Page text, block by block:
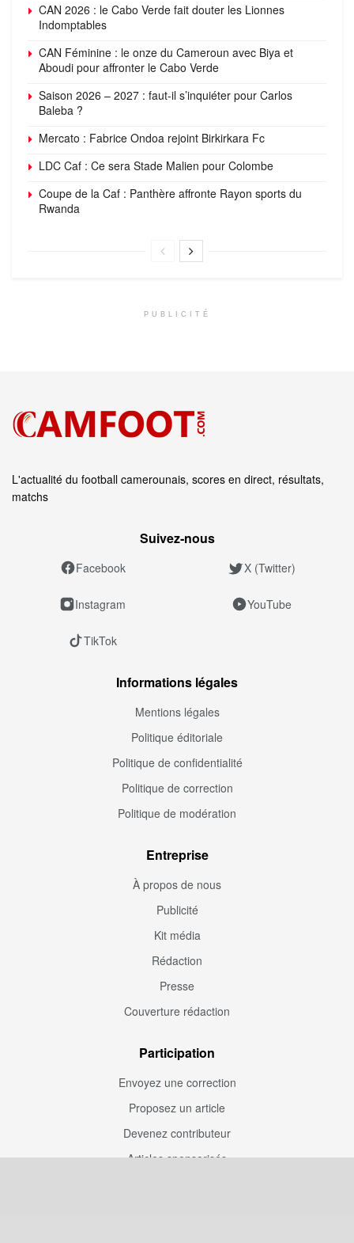
CAN 2026 : le Cabo Verde fait douter les Lionnes
Indomptables
CAN Féminine : le onze du Cameroun avec Biya et
Aboudi pour affronter le Cabo Verde
Saison 2026 – 2027 : faut-il s’inquiéter pour Carlos
Baleba ?
Mercato : Fabrice Ondoa rejoint Birkirkara Fc
LDC Caf : Ce sera Stade Malien pour Colombe
Coupe de la Caf : Panthère affronte Rayon sports du
Rwanda
PUBLICITÉ
L'actualité du football camerounais, scores en direct, résultats,
matchs
Suivez‑nous
Facebook X (Twitter)
Instagram YouTube
TikTok
Informations légales
Mentions légales
Politique éditoriale
Politique de confidentialité
Politique de correction
Politique de modération
Entreprise
À propos de nous
Publicité
Kit média
Rédaction
Presse
Couverture rédaction
Participation
Envoyez une correction
Proposez un article
Devenez contributeur
Articles sponsorisés